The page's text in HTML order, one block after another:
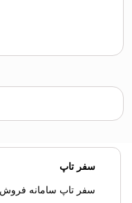
سفر تاپ
سفر تاپ سامانه